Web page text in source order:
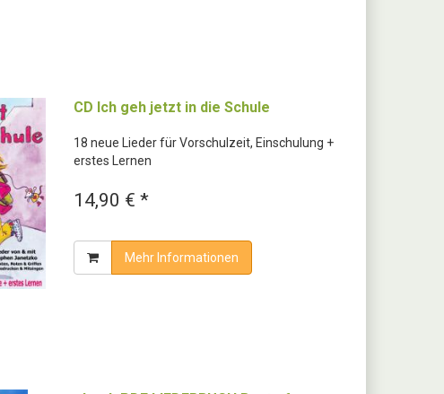
CD Ich geh jetzt in die Schule
18 neue Lieder für Vorschulzeit, Einschulung +
erstes Lernen
14,90 € *
Mehr Informationen